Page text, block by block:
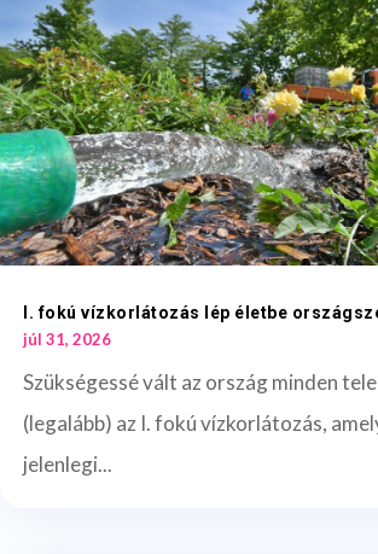
I. fokú vízkorlátozás lép életbe
júl 31, 2026
Szükségessé vált az ország minden
(legalább) az I. fokú vízkorlátozás,
jelenlegi...